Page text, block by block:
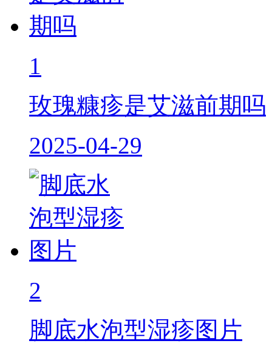
1
玫瑰糠疹是艾滋前期吗
2025-04-29
2
脚底水泡型湿疹图片